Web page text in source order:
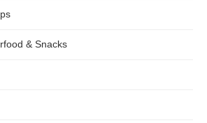
& Snacks